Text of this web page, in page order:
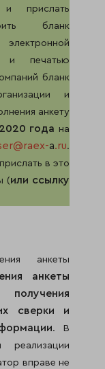
прислать
бланк
и печатью
бланк
и
анкету
года на
a.ru.
в это
(или ссылку
анкеты
анкеты
сверки и
. В
реализации
вправе не